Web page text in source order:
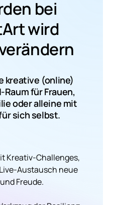
bei
wird
kreative (online)
für Frauen,
oder alleine mit
sich selbst.
Kreativ-Challenges,
Austausch neue
Freude.